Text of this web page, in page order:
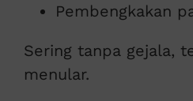
Pembengkakan
Sering tanpa gejala,
menular.